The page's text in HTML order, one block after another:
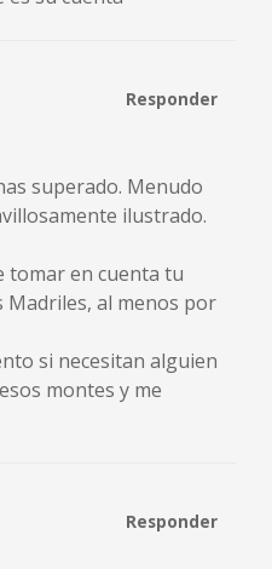
Responder
superado. Menudo
ilustrado.
tomar en cuenta tu
Madriles, al menos por
si necesitan alguien
montes y me
Responder